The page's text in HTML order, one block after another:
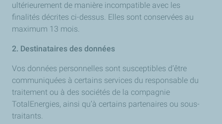
ultérieurement de manière incompatible avec les
finalités décrites ci-dessus. Elles sont conservées au
maximum 13 mois.
2. Destinataires des données
Vos données personnelles sont susceptibles d’être
communiquées à certains services du responsable du
traitement ou à des sociétés de la compagnie
TotalEnergies, ainsi qu’à certains partenaires ou sous-
traitants.